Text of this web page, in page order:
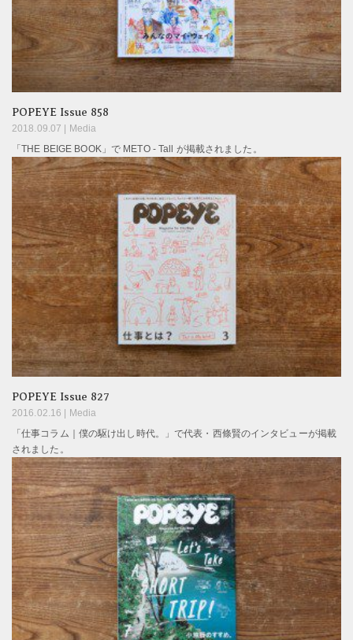
POPEYE Issue 858
2018.09.07 |
Media
「THE BEIGE BOOK」で METO - Tall が掲載されました。
POPEYE Issue 827
2016.02.16 |
Media
「仕事コラム｜僕の駆け出し時代。」で代表・西條賢のインタビューが掲載
されました。